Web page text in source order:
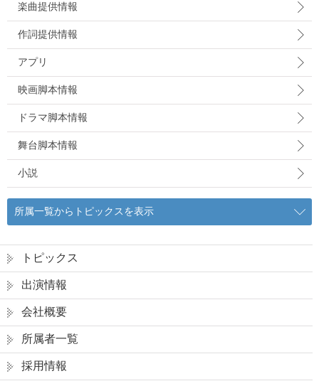
楽曲提供情報
作詞提供情報
アプリ
映画脚本情報
ドラマ脚本情報
舞台脚本情報
小説
所属一覧からトピックスを表示
トピックス
出演情報
会社概要
所属者一覧
採用情報